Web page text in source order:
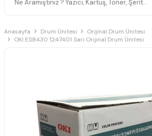
Anasayfa Drum Ünitesi
Orijinal Drum Ünitesi
OKI ES8430 1247401 Sarı Orijinal Drum Ünitesi